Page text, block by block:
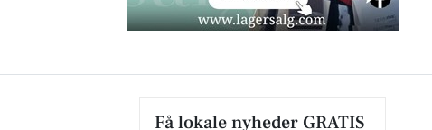
Få lokale nyheder GRATIS